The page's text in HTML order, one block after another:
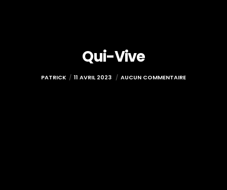
Qui-Vive
PATRICK 11 AVRIL 2023 AUCUN COMMENTAIRE